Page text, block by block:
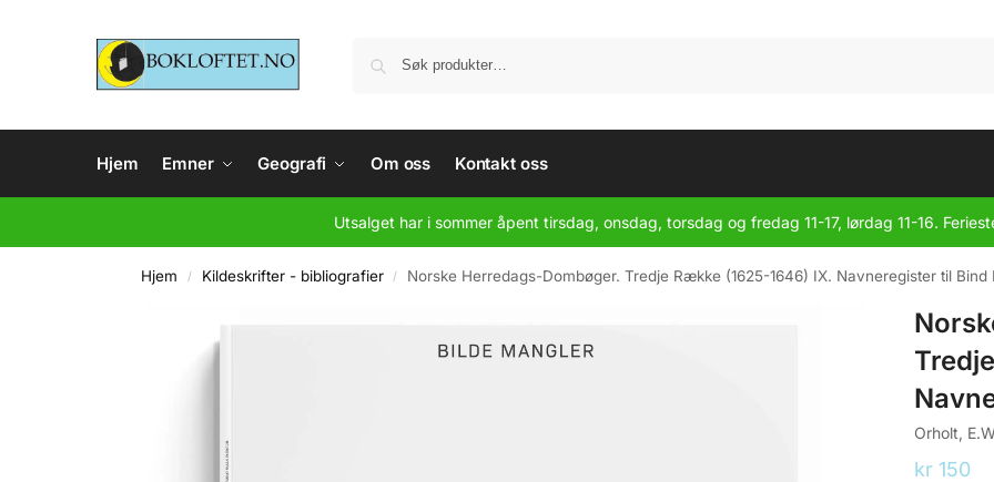
Hjem Emner Geografi Om oss Kontakt oss
Utsalget har i sommer åpent tirsdag, onsdag, torsdag og fredag 11-17, lørdag 11-16.
Hjem / Kildeskrifter - bibliografier / Norske Herredags-Dombøger. Tredje Række (1625-1646) IX. Navneregister til Bind
Orholt,
kr 150